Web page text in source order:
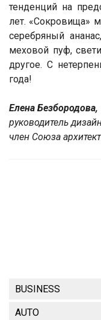
тенденций на
лет. «Сокровища»
серебряный
меховой пуф,
другое. С
года!
Елена Безбородова,
руководитель
член Союза
BUSINESS
AUTO